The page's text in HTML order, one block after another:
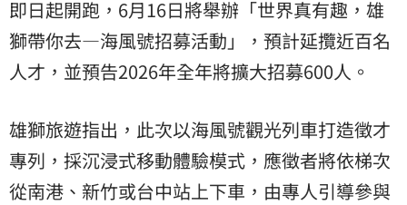
即日起開跑，6月16日將舉辦「世界真有趣，雄
獅帶你去—海風號招募活動」，預計延攬近百名
人才，並預告2026年全年將擴大招募600人。
雄獅旅遊指出，此次以海風號觀光列車打造徵才
專列，採沉浸式移動體驗模式，應徵者將依梯次
從南港、新竹或台中站上下車，由專人引導參與